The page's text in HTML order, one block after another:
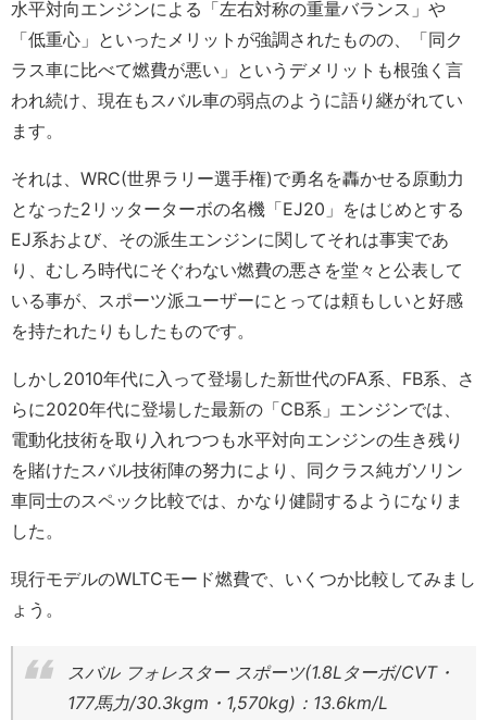
水平対向エンジンによる「左右対称の重量バランス」や
「低重心」といったメリットが強調されたものの、「同ク
ラス車に比べて燃費が悪い」というデメリットも根強く言
われ続け、現在もスバル車の弱点のように語り継がれてい
ます。
それは、WRC(世界ラリー選手権)で勇名を轟かせる原動力
となった2リッターターボの名機「EJ20」をはじめとする
EJ系および、その派生エンジンに関してそれは事実であ
り、むしろ時代にそぐわない燃費の悪さを堂々と公表して
いる事が、スポーツ派ユーザーにとっては頼もしいと好感
を持たれたりもしたものです。
しかし2010年代に入って登場した新世代のFA系、FB系、さ
らに2020年代に登場した最新の「CB系」エンジンでは、
電動化技術を取り入れつつも水平対向エンジンの生き残り
を賭けたスバル技術陣の努力により、同クラス純ガソリン
車同士のスペック比較では、かなり健闘するようになりま
した。
現行モデルのWLTCモード燃費で、いくつか比較してみまし
ょう。
スバル フォレスター スポーツ(1.8Lターボ/CVT・
177馬力/30.3kgm・1,570kg)：13.6km/L